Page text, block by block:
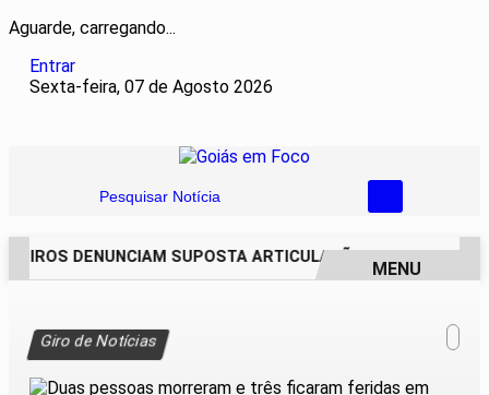
Aguarde, carregando...
Entrar
Sexta-feira, 07 de Agosto 2026
Pesquisar Notícia
DENUNCIAM SUPOSTA ARTICULAÇÃO PARA
MENU
Giro de Notícias